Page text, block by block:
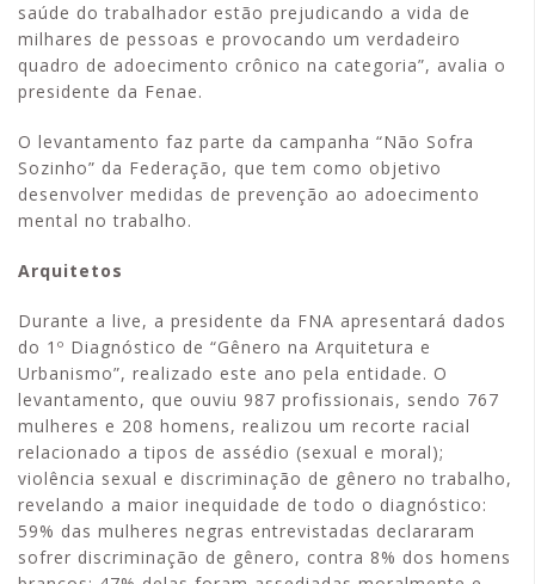
saúde do trabalhador estão prejudicando a vida de
milhares de pessoas e provocando um verdadeiro
quadro de adoecimento crônico na categoria”, avalia o
presidente da Fenae.
O levantamento faz parte da campanha “Não Sofra
Sozinho” da Federação, que tem como objetivo
desenvolver medidas de prevenção ao adoecimento
mental no trabalho.
Arquitetos
Durante a live, a presidente da FNA apresentará dados
do 1º Diagnóstico de “Gênero na Arquitetura e
Urbanismo”, realizado este ano pela entidade. O
levantamento, que ouviu 987 profissionais, sendo 767
mulheres e 208 homens, realizou um recorte racial
relacionado a tipos de assédio (sexual e moral);
violência sexual e discriminação de gênero no trabalho,
revelando a maior inequidade de todo o diagnóstico:
59% das mulheres negras entrevistadas declararam
sofrer discriminação de gênero, contra 8% dos homens